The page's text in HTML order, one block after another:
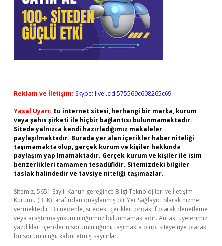
Reklam ve İletişim: Skype: live:.cid.575569c608265c69
Yasal Uyarı: Bu internet sitesi, herhangi bir marka, kurum
veya şahıs şirketi ile hiçbir bağlantısı bulunmamaktadır.
Sitede yalnızca kendi hazırladığımız makaleler
paylaşılmaktadır. Burada yer alan içerikler haber niteliği
taşımamakta olup, gerçek kurum ve kişiler hakkında
paylaşım yapılmamaktadır. Gerçek kurum ve kişiler ile isim
benzerlikleri tamamen tesadüfidir. Sitemizdeki bilgiler
taslak halindedir ve tavsiye niteliği taşımazlar.
Sitemiz, 5651 Sayılı Kanun gereğince Bilgi Teknolojileri ve İletişim
Kurumu (BTK) tarafından onaylanmış bir Yer Sağlayıcı olarak hizmet
vermektedir. Bu nedenle, sitedeki içerikleri proaktif olarak denetleme
veya araştırma yükümlülüğümüz bulunmamaktadır. Ancak, üyelerimiz
yazdıkları içeriklerin sorumluluğunu taşımakta olup, siteye üye olarak
bu sorumluluğu kabul etmiş sayılırlar.